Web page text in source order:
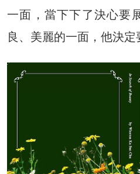
一面，當下下了決心要
良、美麗的一面，他決定